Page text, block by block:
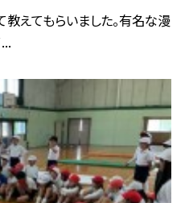
えてもらいました。有名な漫